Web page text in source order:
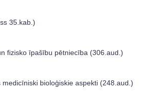
35.kab.)
fizisko īpašību pētniecība (306.aud.)
medicīniski bioloģiskie aspekti (248.aud.)